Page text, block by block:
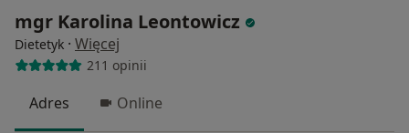
mgr Karolina Leontowicz
Dietetyk · Więcej
211 opinii
Adres Online